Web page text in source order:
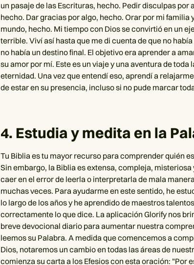
un pasaje de las Escrituras, hecho. Pedir disculpas por
hecho. Dar gracias por algo, hecho. Orar por mi familia
mundo, hecho. Mi tiempo con Dios se convirtió en un
terrible. Viví así hasta que me di cuenta de que no
no había un destino final. El objetivo era aprender a
su amor por mí. Este es un viaje y una aventura de
eternidad. Una vez que entendí eso, aprendí a
de estar en su presencia, incluso si no pude marcar
4. Estudia y medita en la
Tu Biblia es tu mayor recurso para comprender quién
Sin embargo, la Biblia es extensa, compleja,
caer en el error de leerla o interpretarla de mala
muchas veces. Para ayudarme en este sentido, he
lo largo de los años y he aprendido de maestros
correctamente lo que dice. La aplicación Glorify nos
breve devocional diario para aumentar nuestra
leemos su Palabra. A medida que comencemos a
Dios, notaremos un cambio en todas las áreas de
comienza su carta a los Efesios con esta oración: "Por